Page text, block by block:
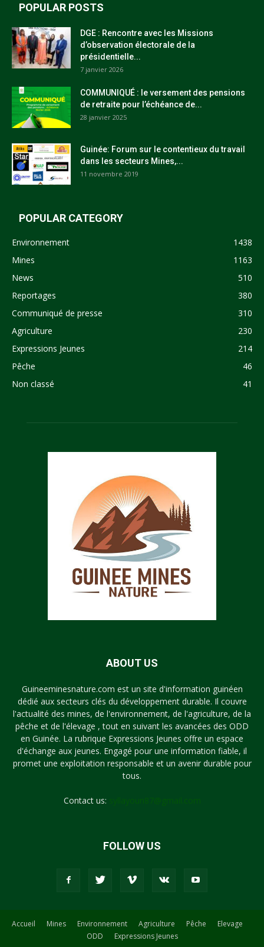
POPULAR POSTS
DGE : Rencontre avec les Missions
d’observation électorale de la
présidentielle...
7 janvier 2026
COMMUNIQUÉ : le versement des pensions
de retraite pour l’échéance de...
28 janvier 2025
Guinée: Forum sur le contentieux du travail
dans les secteurs Mines,...
11 novembre 2019
POPULAR CATEGORY
Environnement
1438
Mines
1163
News
510
Reportages
380
Communiqué de presse
310
Agriculture
230
Expressions Jeunes
214
Pêche
46
Non classé
41
ABOUT US
Guineeminesnature.com est un site d'information guinéen
dédié aux secteurs clés du développement durable. Il couvre
l'actualité des mines, de l'environnement, de l'agriculture, de la
pêche et de l'élevage , tout en suivant les avancées des ODD
en Guinée. La rubrique Expressions Jeunes offre un espace
d'échange aux jeunes. Engagé pour une information fiable, il
promet une exploitation responsable et un avenir durable pour
tous.
Contact us:
FOLLOW US
Accueil Mines Environnement Agriculture Pêche
Elevage
ODD
Expressions Jeunes